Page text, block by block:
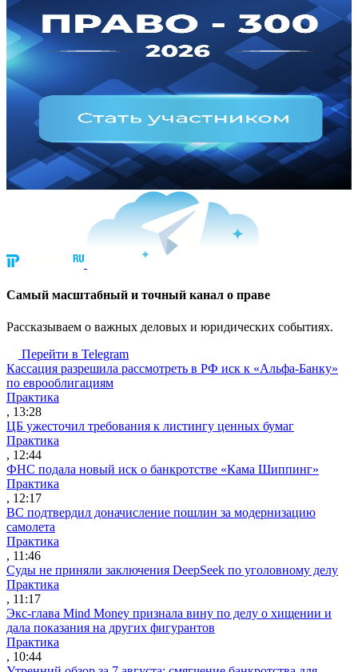
Cамый масштабный и точный канал о праве
Рассказываем о важных деловых и юридических событиях.
Перейти в Telegram
Кассация разрешила рассмотреть в РФ иск к «Альфа-Банку»
по еврооблигациям
Практика
, 13:28
ЦБ ужесточил требования к листингу ценных бумаг
Практика
, 12:44
ФНС подала новый иск о банкротстве «Кама Шиппинг»
Практика
, 12:17
ВС подтвердил доначисление пошлин за модернизацию
самолета
Практика
, 11:46
Суды не приняли заключения DeepSeek по уголовному делу
Практика
, 11:17
Экс-глава Mind Money признала вину по делу о хищении и
дала показания на других фигурантов
Практика
, 10:44